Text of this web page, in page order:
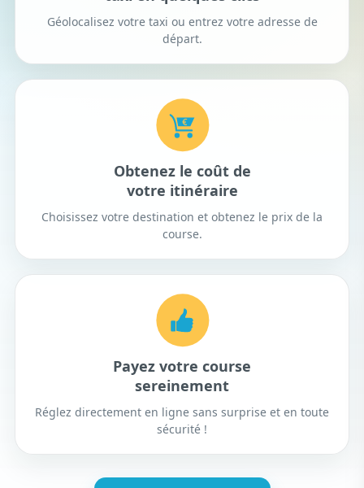
Géolocalisez votre taxi ou entrez votre adresse de
départ.
Obtenez le coût de
votre itinéraire
Choisissez votre destination et obtenez le prix de la
course.
Payez votre course
sereinement
Réglez directement en ligne sans surprise et en toute
sécurité !